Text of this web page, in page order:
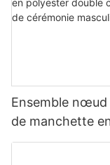
Ensemble
de manchette
vendu en gros